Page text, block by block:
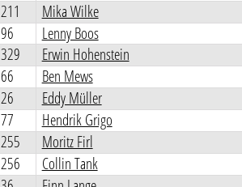
211 Mika Wilke
96 Lenny Boos
329 Erwin Hohenstein
66 Ben Mews
26 Eddy Müller
77 Hendrik Grigo
255 Moritz Firl
256 Collin Tank